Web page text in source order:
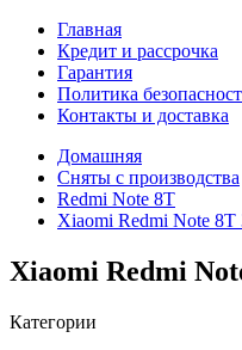
Главная
Кредит и рассрочка
Гарантия
Политика
Контакты и доставка
Домашняя
Сняты с производства
Redmi Note 8T
Xiaomi Redmi Note 8T
Xiaomi Redmi
Категории